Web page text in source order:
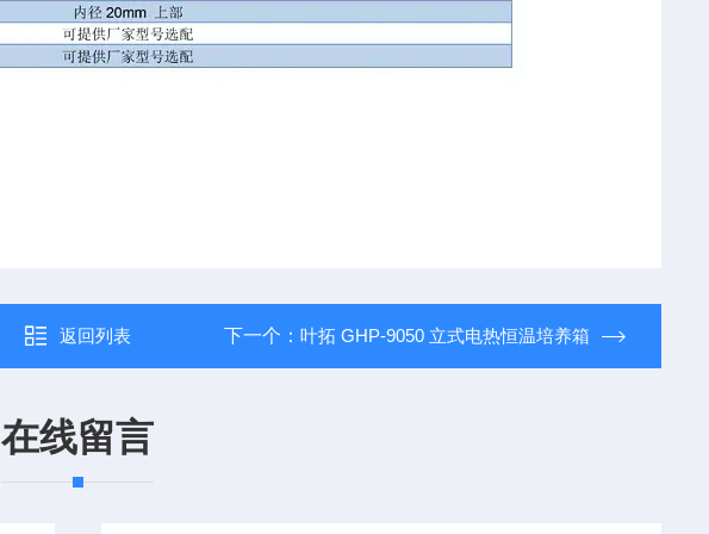
返回列表 下一个： 叶拓 GHP-9050 立式电热恒温培养箱
在线留言